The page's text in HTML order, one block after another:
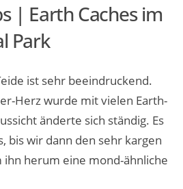
| Earth Caches im
Park
ist sehr beeindruckend.
Herz wurde mit vielen Earth-
änderte sich ständig. Es
bis wir dann den sehr kargen
herum eine mond-ähnliche